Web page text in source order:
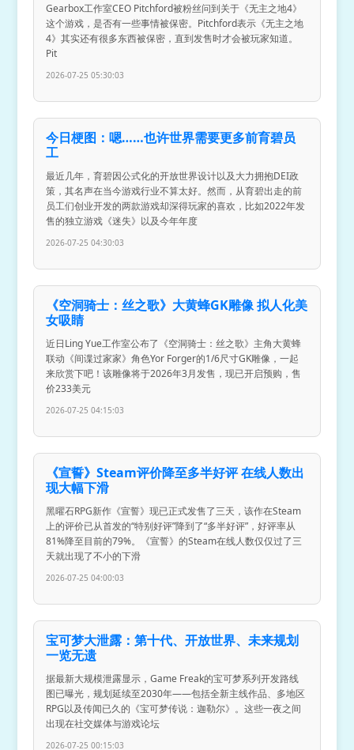
Gearbox工作室CEO Pitchford被粉丝问到关于《无主之地4》
这个游戏，是否有一些事情被保密。Pitchford表示《无主之地
4》其实还有很多东西被保密，直到发售时才会被玩家知道。
Pit
2026-07-25 05:30:03
今日梗图：嗯……也许世界需要更多前育碧员
工
最近几年，育碧因公式化的开放世界设计以及大力拥抱DEI政
策，其名声在当今游戏行业不算太好。然而，从育碧出走的前
员工们创业开发的两款游戏却深得玩家的喜欢，比如2022年发
售的独立游戏《迷失》以及今年年度
2026-07-25 04:30:03
《空洞骑士：丝之歌》大黄蜂GK雕像 拟人化美
女吸睛
近日Ling Yue工作室公布了《空洞骑士：丝之歌》主角大黄蜂
联动《间谍过家家》角色Yor Forger的1/6尺寸GK雕像，一起
来欣赏下吧！该雕像将于2026年3月发售，现已开启预购，售
价233美元
2026-07-25 04:15:03
《宣誓》Steam评价降至多半好评 在线人数出
现大幅下滑
黑曜石RPG新作《宣誓》现已正式发售了三天，该作在Steam
上的评价已从首发的“特别好评”降到了“多半好评”，好评率从
81%降至目前的79%。《宣誓》的Steam在线人数仅仅过了三
天就出现了不小的下滑
2026-07-25 04:00:03
宝可梦大泄露：第十代、开放世界、未来规划
一览无遗
据最新大规模泄露显示，Game Freak的宝可梦系列开发路线
图已曝光，规划延续至2030年——包括全新主线作品、多地区
RPG以及传闻已久的《宝可梦传说：迦勒尔》。这些一夜之间
出现在社交媒体与游戏论坛
2026-07-25 00:15:03